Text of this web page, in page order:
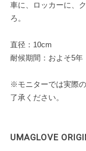
車に、ロッカーに、
ろ。
直径：10cm
耐候期間：およそ5年
※モニターでは実際
了承ください。
UMAGLOVE